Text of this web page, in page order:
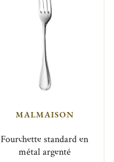
MALMAISON
Fourchette standard en
métal argenté